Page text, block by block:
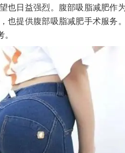
也日益强烈。腹部吸脂减肥作
也提供腹部吸脂减肥手术服务